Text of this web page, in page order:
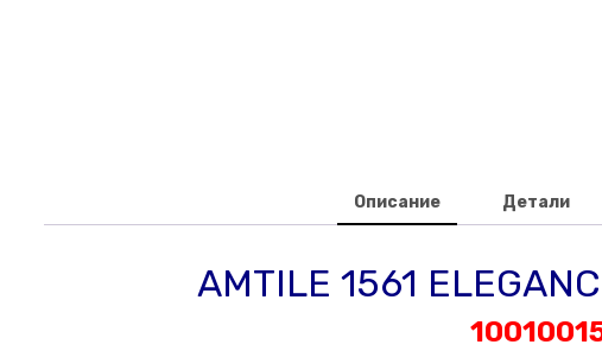
Описание Детали
AMTILE 1561